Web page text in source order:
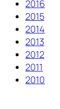
2016
2015
2014
2013
2012
2011
2010